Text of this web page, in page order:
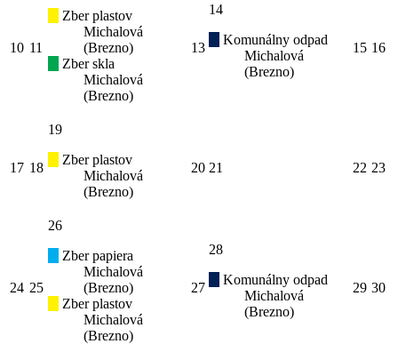
10 11
Zber plastov
Michalová
(Brezno)
Zber skla
Michalová
(Brezno)
13
14
Komunálny odpad
Michalová
(Brezno)
15 16
17 18
19
Zber plastov
Michalová
(Brezno)
20 21 22 23
24 25
26
Zber papiera
Michalová
(Brezno)
Zber plastov
Michalová
(Brezno)
27
28
Komunálny odpad
Michalová
(Brezno)
29 30